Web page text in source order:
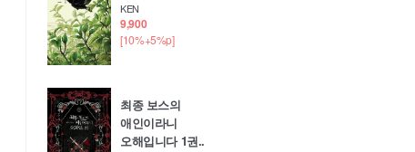
KEN
9,900
[10%+5%p]
최종 보스의
애인이라니
오해입니다 1권..